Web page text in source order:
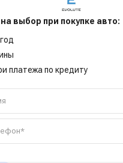
выбор при покупке авто:
платежа по кредиту